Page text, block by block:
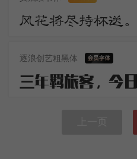
逐浪创艺粗黑体